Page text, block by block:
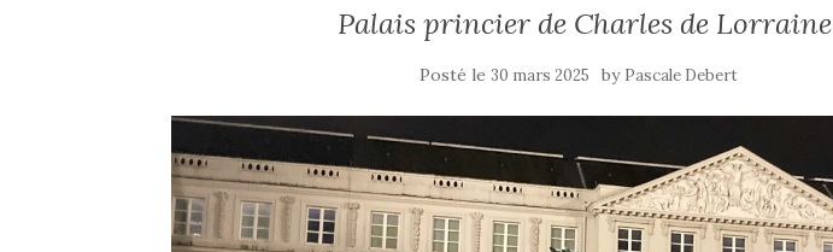
Palais princier de Charles de Lorraine
Posté le 30 mars 2025 by Pascale Debert